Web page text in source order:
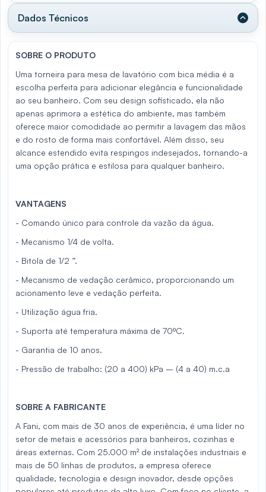
Dados Técnicos
SOBRE O PRODUTO
Uma torneira para mesa de lavatório com bica média é a
escolha perfeita para adicionar elegância e funcionalidade
ao seu banheiro. Com seu design sofisticado, ela não
apenas aprimora a estética do ambiente, mas também
oferece maior comodidade ao permitir a lavagem das mãos
e do rosto de forma mais confortável. Além disso, seu
alcance estendido evita respingos indesejados, tornando-a
uma opção prática e estilosa para qualquer banheiro.
VANTAGENS
- Comando único para controle da vazão da água.
- Mecanismo 1/4 de volta.
- Bitola de 1/2 ”.
- Mecanismo de vedação cerâmico, proporcionando um
acionamento leve e vedação perfeita.
- Utilização água fria.
- Suporta até temperatura máxima de 70ºC.
- Garantia de 10 anos.
- Pressão de trabalho: (20 a 400) kPa – (4 a 40) m.c.a
SOBRE A FABRICANTE
A Fani, com mais de 30 anos de experiência, é uma líder no
setor de metais e acessórios para banheiros, cozinhas e
áreas externas. Com 25.000 m² de instalações industriais e
mais de 50 linhas de produtos, a empresa oferece
qualidade, tecnologia e design inovador, desde opções